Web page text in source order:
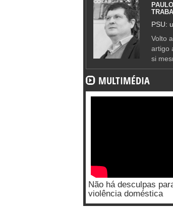
PSU:
Volto
artigo
si
MULTIMÉDIA
Não há desculpas
violência doméstica